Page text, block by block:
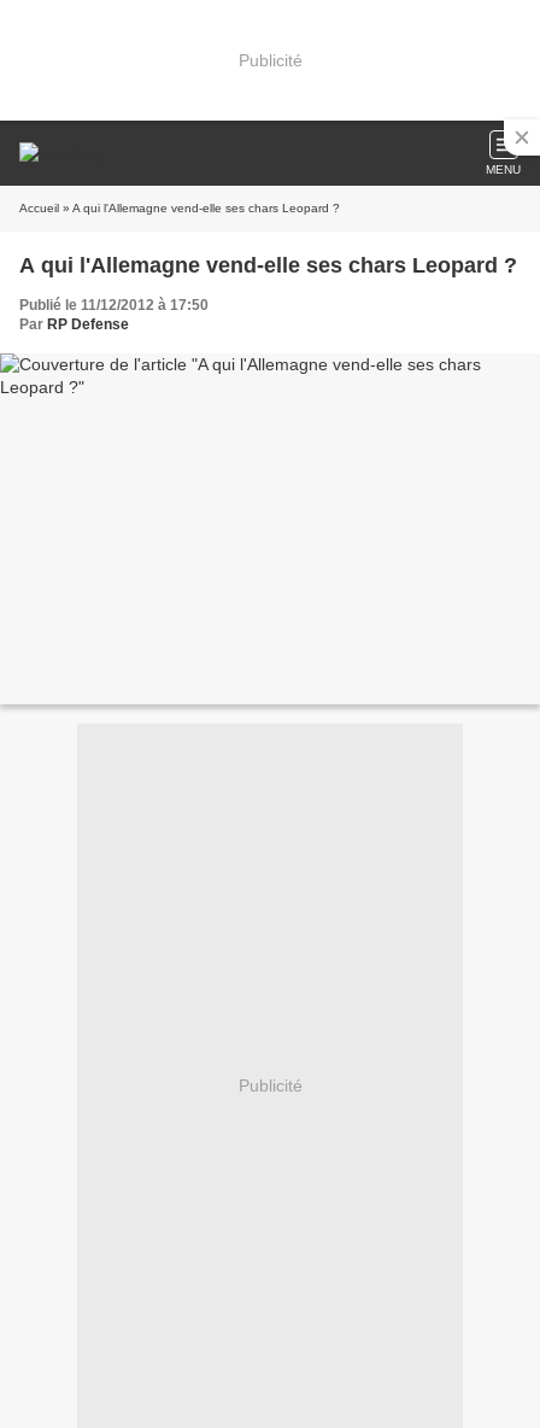
Publicité
MENU
Accueil » A qui l'Allemagne vend-elle ses chars Leopard ?
A qui l'Allemagne vend-elle ses chars Leopard ?
Publié le 11/12/2012 à 17:50
Par RP Defense
Publicité